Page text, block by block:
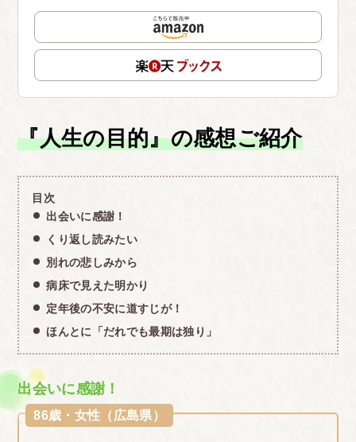
『人生の目的』の感想ご紹介
目次
出会いに感謝！
くり返し読みたい
別れの悲しみから
病床で見えた明かり
定年後の不安に道すじが！
ほんとに「だれでも最期は独り」
出会いに感謝！
86歳・女性（広島県）